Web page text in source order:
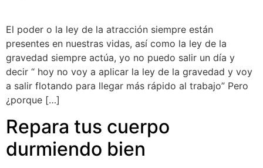
El poder o la ley de la atracción siempre están
presentes en nuestras vidas, así como la ley de la
gravedad siempre actúa, yo no puedo salir un día y
decir “ hoy no voy a aplicar la ley de la gravedad y voy
a salir flotando para llegar más rápido al trabajo” Pero
¿porque […]
Repara tus cuerpo
durmiendo bien